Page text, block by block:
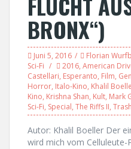
BRONX“)
Juni 5, 2016 Florian
Sci-Fi
2016, American
Castellari, Esperanto, Film,
Horror, Italo-Kino, Khalil
Kino, Krishna Shan, Kult, Mark
Sci-Fi, Special, The Riffs II, Trash
Autor: Khalil Boeller Der
wird mich vom